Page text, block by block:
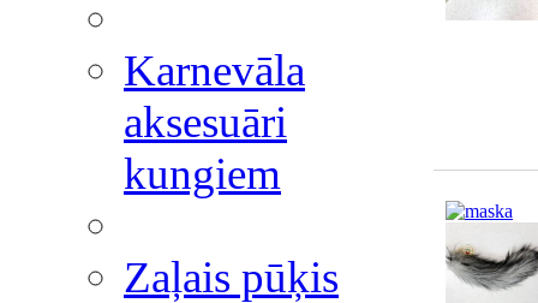
Karnevāla
aksesuāri
kungiem
Zaļais pūķis